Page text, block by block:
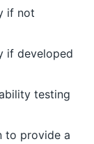
if not
if developed
testing
to provide a